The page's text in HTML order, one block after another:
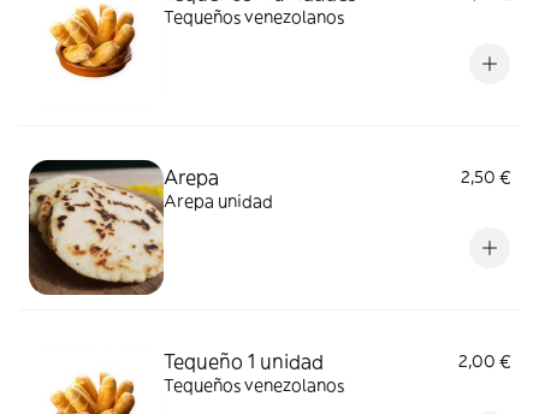
Tequeños venezolanos
Arepa
2,50 €
Arepa unidad
Tequeño 1 unidad
2,00 €
Tequeños venezolanos